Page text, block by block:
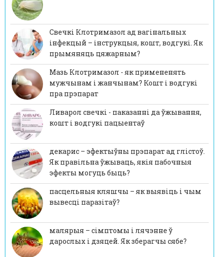
Свечкі Клотримазол ад вагінальных
інфекцый – інструкцыя, кошт, водгукі. Як
прымяняць цяжарным?
Мазь Клотримазол - як примененять
мужчынам і жанчынам? Кошт і водгукі
пра прэпарат
Ливарол свечкі - паказанні да ўжывання,
кошт і водгукі пацыентаў
декарис – эфектыўны прэпарат ад глістоў.
Як правільна ўжываць, якія пабочныя
эфекты могуць быць?
пасцельныя кляшчы – як выявіць і чым
вывесці паразітаў?
малярыя – сімптомы і лячэнне ў
дарослых і дзяцей. Як зберагчы сябе?